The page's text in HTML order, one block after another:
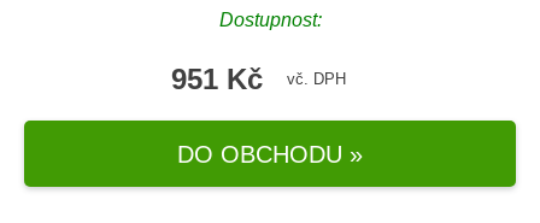
Dostupnost:
951 Kč vč. DPH
DO OBCHODU »